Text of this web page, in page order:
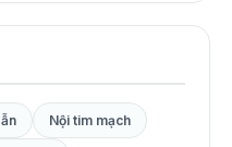
Nội tim mạch